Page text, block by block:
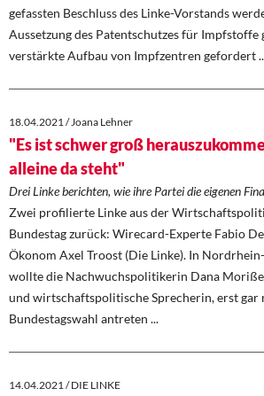
gefassten Beschluss des Linke-Vorstands
Aussetzung des Patentschutzes für Impfstoffe
verstärkte Aufbau von Impfzentren gefordert
18.04.2021 / Joana Lehner
"Es ist schwer groß
alleine da steht"
Drei Linke berichten, wie ihre Partei die eigenen
Zwei profilierte Linke aus der
Bundestag zurück: Wirecard-Experte Fabio
Ökonom Axel Troost (Die Linke). In
wollte die Nachwuchspolitikerin Dana Moriße
und wirtschaftspolitische Sprecherin, erst gar
Bundestagswahl antreten ...
14.04.2021 / DIE LINKE